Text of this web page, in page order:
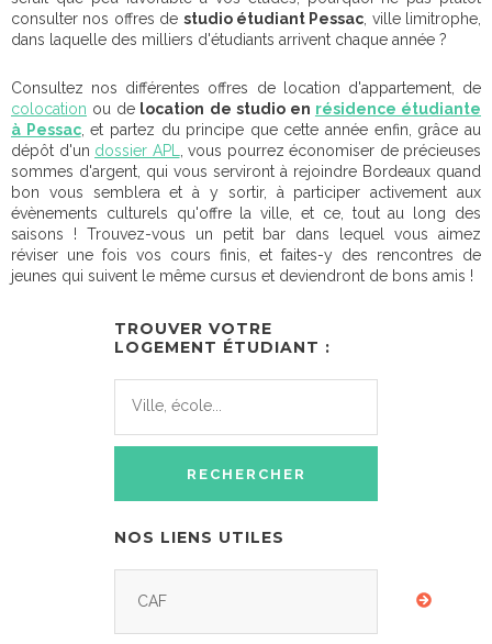
consulter nos offres de studio étudiant Pessac , ville limitrophe,
dans laquelle des milliers d'étudiants arrivent chaque année ?
Consultez nos différentes offres de location d'appartement, de
colocation ou de location de studio en résidence étudiante
à Pessac, et partez du principe que cette année enfin, grâce au
dépôt d'un dossier APL
, vous pourrez économiser de précieuses
sommes d'argent, qui vous serviront à rejoindre Bordeaux quand
bon vous semblera et à y sortir, à participer activement aux
évènements culturels qu'offre la ville, et ce, tout au long des
saisons ! Trouvez-vous un petit bar dans lequel vous aimez
réviser une fois vos cours finis, et faites-y des rencontres de
jeunes qui suivent le même cursus et deviendront de bons amis !
TROUVER VOTRE
LOGEMENT ÉTUDIANT :
NOS LIENS UTILES
CAF